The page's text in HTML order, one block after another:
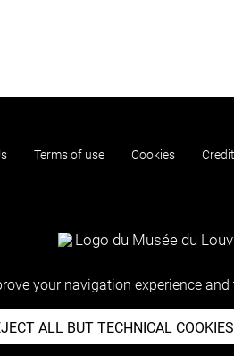
Terms of use Cookies
your navigation experience
ALL BUT TECHNICAL COOKIES